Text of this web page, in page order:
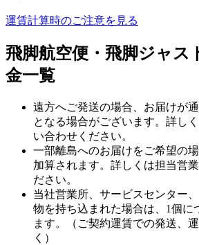
運賃計算時のご注意を見る
飛脚航空便・飛脚ジャス
金一覧
遠方へご発送の場合、お届けが
となる場合がございます。詳し
い合わせください。
一部離島へのお届けをご希望の
加算されます。詳しくは担当営
ださい。
当社営業所、サービスセンター
物を持ち込まれた場合は、1個に
ます。（ご契約運賃での発送、
く）